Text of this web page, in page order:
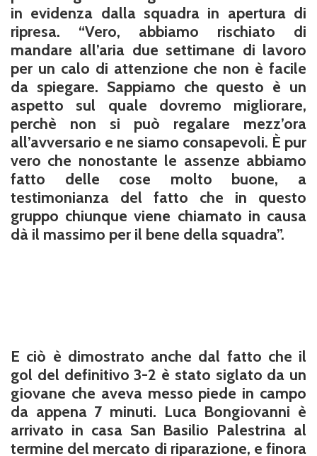
in evidenza dalla squadra in apertura di
ripresa. “Vero, abbiamo rischiato di
mandare all’aria due settimane di lavoro
per un calo di attenzione che non è facile
da spiegare. Sappiamo che questo è un
aspetto sul quale dovremo migliorare,
perchè non si può regalare mezz’ora
all’avversario e ne siamo consapevoli. È pur
vero che nonostante le assenze abbiamo
fatto delle cose molto buone, a
testimonianza del fatto che in questo
gruppo chiunque viene chiamato in causa
dà il massimo per il bene della squadra”.
E ciò è dimostrato anche dal fatto che il
gol del definitivo 3-2 è stato siglato da un
giovane che aveva messo piede in campo
da appena 7 minuti. Luca Bongiovanni è
arrivato in casa San Basilio Palestrina al
termine del mercato di riparazione, e finora